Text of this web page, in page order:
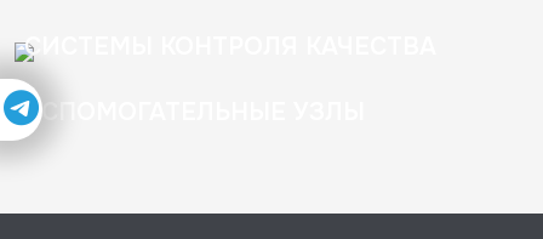
СИСТЕМЫ КОНТРОЛЯ КАЧЕСТВА
ВСПОМОГАТЕЛЬНЫЕ УЗЛЫ